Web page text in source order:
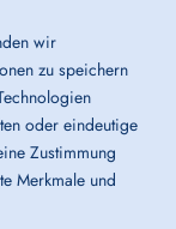
wir
zu speichern
oder eindeutige
Zustimmung
Merkmale und